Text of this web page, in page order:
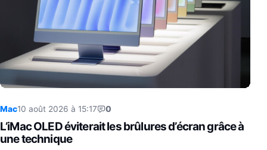
Mac10 août 2026 à 15:17 0
L’iMac OLED éviterait les brûlures d’écran grâce à
une technique